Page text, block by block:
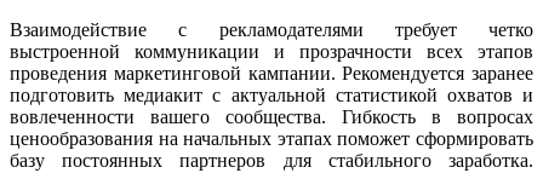
Взаимодействие с рекламодателями требует четко
выстроенной коммуникации и прозрачности всех этапов
проведения маркетинговой кампании. Рекомендуется заранее
подготовить медиакит с актуальной статистикой охватов и
вовлеченности вашего сообщества. Гибкость в вопросах
ценообразования на начальных этапах поможет сформировать
базу постоянных партнеров для стабильного заработка.